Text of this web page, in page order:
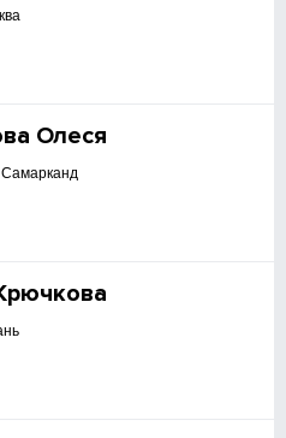
Олеся
Самарканд